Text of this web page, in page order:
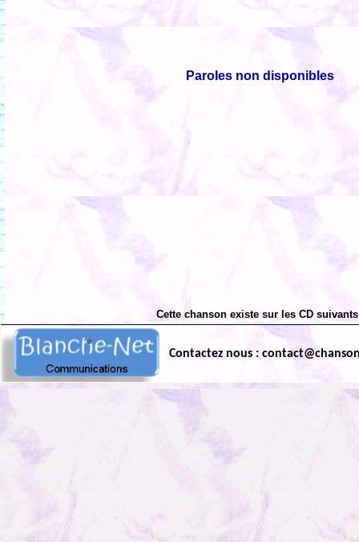
Paroles non disponibles
Cette chanson existe sur les CD
Contactez nous :